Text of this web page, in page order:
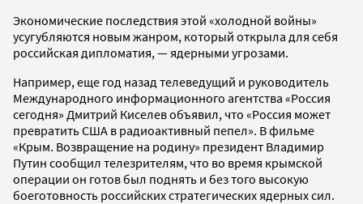
Экономические последствия этой «холодной войны»
усугубляются новым жанром, который открыла для себя
российская дипломатия, — ядерными угрозами.
Например, еще год назад телеведущий и руководитель
Международного информационного агентства «Россия
сегодня» Дмитрий Киселев объявил, что «Россия может
превратить США в радиоактивный пепел». В фильме
«Крым. Возвращение на родину» президент Владимир
Путин сообщил телезрителям, что во время крымской
операции он готов был поднять и без того высокую
боеготовность российских стратегических ядерных сил.